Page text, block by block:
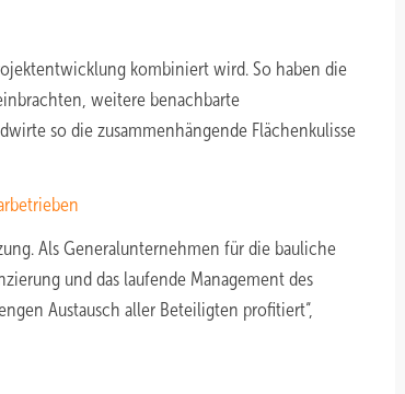
kombiniert wird. So haben die
weitere benachbarte
so die zusammenhängende Flächenkulisse
Als Generalunternehmen für die bauliche
und das laufende Management des
Austausch aller Beteiligten profitiert“,